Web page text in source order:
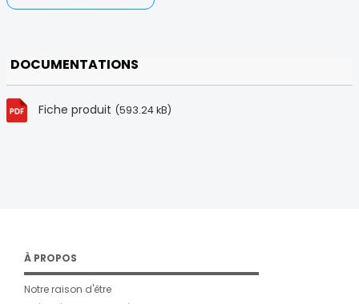
DOCUMENTATIONS
Fiche produit (593.24 kB)
À PROPOS
Notre raison d'être